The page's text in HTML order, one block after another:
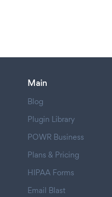
Main
Blog
Plugin Library
POWR Business
Plans & Pricing
HIPAA Forms
Email Blast